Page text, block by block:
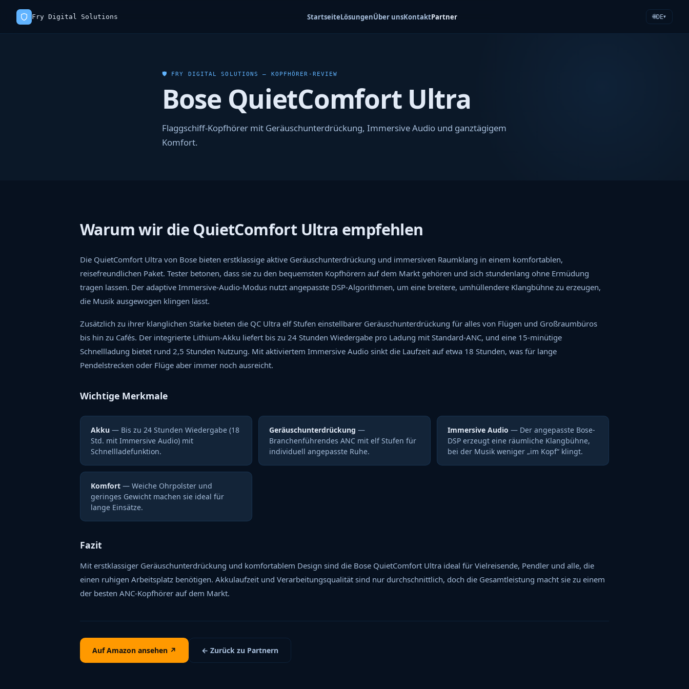
Fry Digital Solutions StartseiteLösungenÜber unsKontaktPartner 🌐DE▼
🛡 FRY DIGITAL SOLUTIONS — KOPFHÖRER-REVIEW
Bose QuietComfort Ultra
Flaggschiff-Kopfhörer mit Geräuschunterdrückung, Immersive Audio und ganztägigem
Komfort.
Warum wir die QuietComfort Ultra empfehlen
Die QuietComfort Ultra von Bose bieten erstklassige aktive Geräuschunterdrückung und immersiven Raumklang in einem komfortablen,
reisefreundlichen Paket. Tester betonen, dass sie zu den bequemsten Kopfhörern auf dem Markt gehören und sich stundenlang ohne Ermüdung
tragen lassen. Der adaptive Immersive-Audio-Modus nutzt angepasste DSP-Algorithmen, um eine breitere, umhüllendere Klangbühne zu erzeugen,
die Musik ausgewogen klingen lässt.
Zusätzlich zu ihrer klanglichen Stärke bieten die QC Ultra elf Stufen einstellbarer Geräuschunterdrückung für alles von Flügen und Großraumbüros
bis hin zu Cafés. Der integrierte Lithium-Akku liefert bis zu 24 Stunden Wiedergabe pro Ladung mit Standard-ANC, und eine 15-minütige
Schnellladung bietet rund 2,5 Stunden Nutzung. Mit aktiviertem Immersive Audio sinkt die Laufzeit auf etwa 18 Stunden, was für lange
Pendelstrecken oder Flüge aber immer noch ausreicht.
Wichtige Merkmale
Akku — Bis zu 24 Stunden Wiedergabe (18
Std. mit Immersive Audio) mit
Schnellladefunktion.
Geräuschunterdrückung —
Branchenführendes ANC mit elf Stufen für
individuell angepasste Ruhe.
Immersive Audio — Der angepasste Bose-
DSP erzeugt eine räumliche Klangbühne,
bei der Musik weniger „im Kopf“ klingt.
Komfort — Weiche Ohrpolster und
geringes Gewicht machen sie ideal für
lange Einsätze.
Fazit
Mit erstklassiger Geräuschunterdrückung und komfortablem Design sind die Bose QuietComfort Ultra ideal für Vielreisende, Pendler und alle, die
einen ruhigen Arbeitsplatz benötigen. Akkulaufzeit und Verarbeitungsqualität sind nur durchschnittlich, doch die Gesamtleistung macht sie zu einem
der besten ANC-Kopfhörer auf dem Markt.
Auf Amazon ansehen ↗ ← Zurück zu Partnern